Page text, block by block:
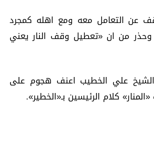
عن التعامل معه ومع اهله كمجرد
من ان «تعطيل وقف النار يعني
علي الخطيب اعنف هجوم على
كلام الرئيسين بـ«الخطير».